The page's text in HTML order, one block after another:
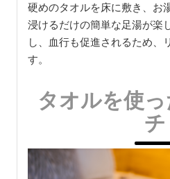
硬めのタオルを床に敷き、お
浸けるだけの簡単な足湯が楽
し、血行も促進されるため、
す。
タオルを使
チ